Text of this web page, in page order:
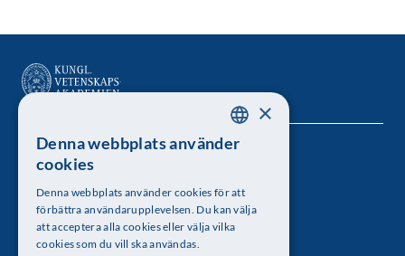
Kungl. Vetenskapsakademien
Besöksadress: Lilla Frescativägen 4A
Telefon: 08-673 95 00
SWEDISH
×
Denna webbplats använder
cookies
Denna webbplats använder cookies för att
förbättra användarupplevelsen. Du kan välja
att acceptera alla cookies eller välja vilka
cookies som du vill ska användas.